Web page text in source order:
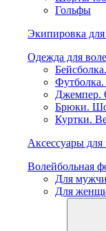
Гольфы
Экипировка для
Одежда для
Джемпер.
Брюки.
Куртки.
Аксессуары для
Волейбольная
Для
Для